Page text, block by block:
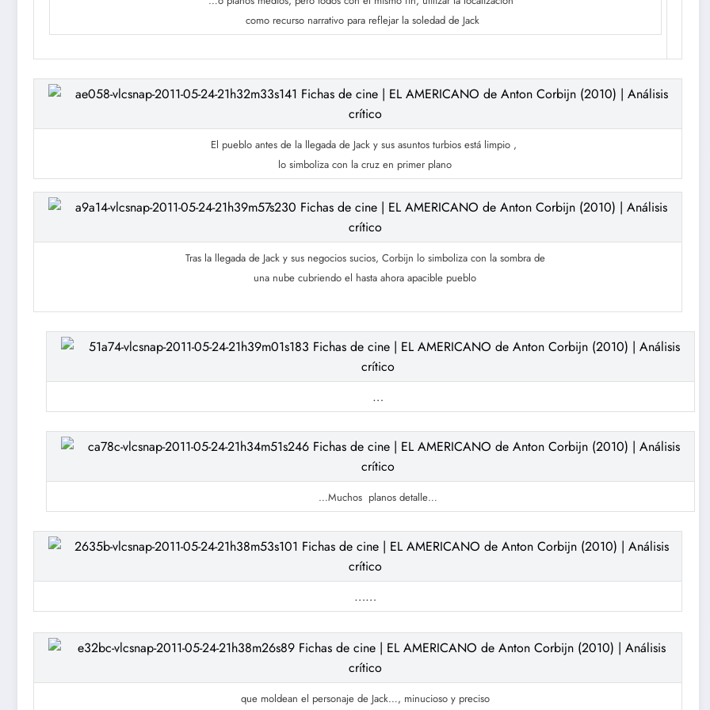
como recurso narrativo para reflejar la soledad de Jack
El pueblo antes de la llegada de Jack y sus asuntos turbios está limpio ,
lo simboliza con la cruz en primer plano
Tras la llegada de Jack y sus negocios sucios, Corbijn lo simboliza con la sombra de
una nube cubriendo el hasta ahora apacible pueblo
…
…Muchos planos detalle…
……
que moldean el personaje de Jack…, minucioso y preciso